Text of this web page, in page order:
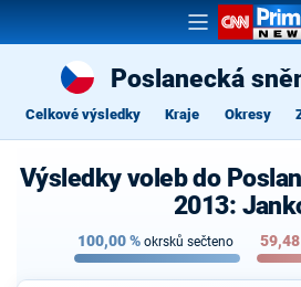
Poslanecká
Celkové výsledky Kraje Okresy
Výsledky voleb do
2013:
100,00% okrsků sečteno 59,48